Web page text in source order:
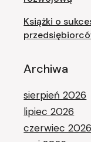
Książki o
Archiwa
sierpień 2026
lipiec 2026
czerwiec 2026